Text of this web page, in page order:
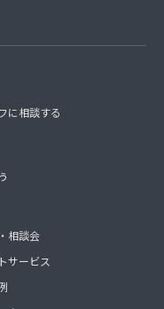
に相談する
相談会
サービス